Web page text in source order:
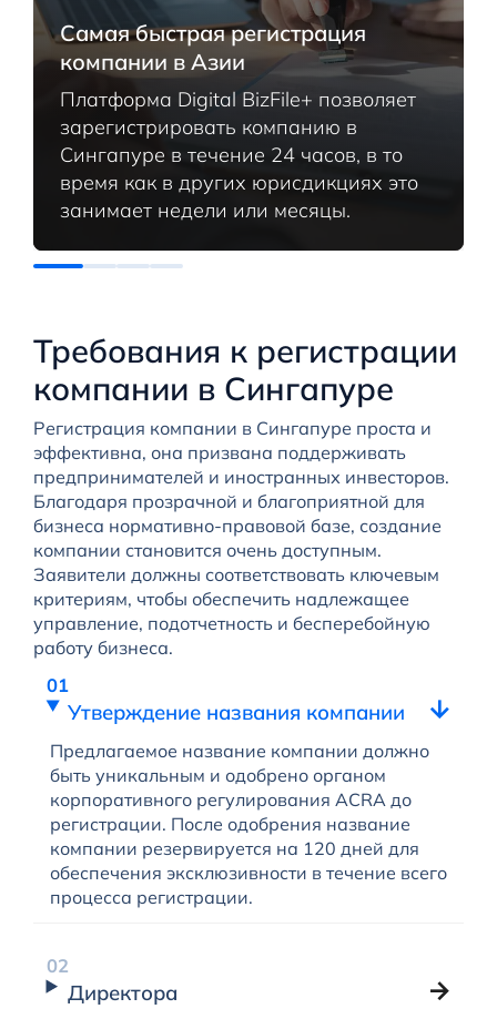
Самая быстрая регистрация
компании в Азии
Платформа Digital BizFile+ позволяет
зарегистрировать компанию в
Сингапуре в течение 24 часов, в то
время как в других юрисдикциях это
занимает недели или месяцы.
Требования к регистрации
компании в Сингапуре
Регистрация компании в Сингапуре проста и
эффективна, она призвана поддерживать
предпринимателей и иностранных инвесторов.
Благодаря прозрачной и благоприятной для
бизнеса нормативно-правовой базе, создание
компании становится очень доступным.
Заявители должны соответствовать ключевым
критериям, чтобы обеспечить надлежащее
управление, подотчетность и бесперебойную
работу бизнеса.
Утверждение названия компании
Предлагаемое название компании должно
быть уникальным и одобрено органом
корпоративного регулирования ACRA до
регистрации. После одобрения название
компании резервируется на 120 дней для
обеспечения эксклюзивности в течение всего
процесса регистрации.
Директора